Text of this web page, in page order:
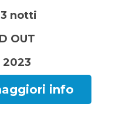
notti
OUT
2023
info